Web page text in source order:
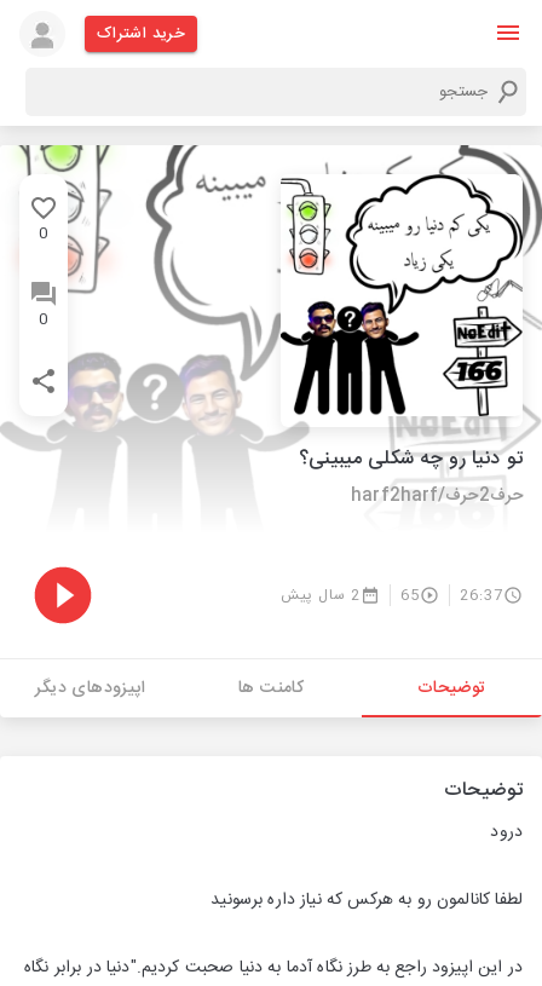
خرید اشتراک
0
0
تو دنیا رو چه شکلی میبینی؟
حرف2حرف/harf2harf
26:37
65 2 سال پیش
توضیحات کامنت ها اپیزودهای دیگر
توضیحات
درود
لطفا کانالمون رو به هرکس که نیاز داره برسونید
در این اپیزود راجع به طرز نگاه آدما به دنیا صحبت کردیم."دنیا در برابر نگاه